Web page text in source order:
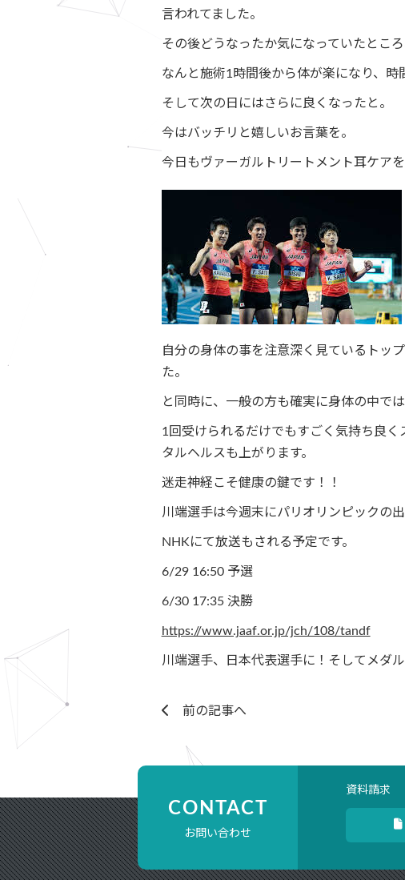
言われてました。
その後どうなったか気になっていたとこ
なんと施術1時間後から体が楽になり、時
そして次の日にはさらに良くなったと。
今はバッチリと嬉しいお言葉を。
今日もヴァーガルトリートメント耳ケア
自分の身体の事を注意深く見ているトッ
た。
と同時に、一般の方も確実に身体の中で
1回受けられるだけでもすごく気持ち良
タルヘルスも上がります。
迷走神経こそ健康の鍵です！！
川端選手は今週末にパリオリンピックの
NHKにて放送もされる予定です。
6/29 16:50 予選
6/30 17:35 決勝
https://www.jaaf.or.jp/jch/108/tandf
川端選手、日本代表選手に！そしてメダ
前の記事へ
CONTACT
お問い合わせ
資料請求